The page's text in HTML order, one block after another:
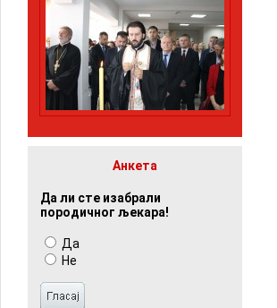
Анкета
Да ли сте изабрали
породичног љекара!
Да
Не